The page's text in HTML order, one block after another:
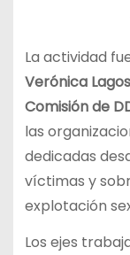
La actividad
Verónica
Comisión de
las
dedicadas
víctimas y
explotación
Los ejes